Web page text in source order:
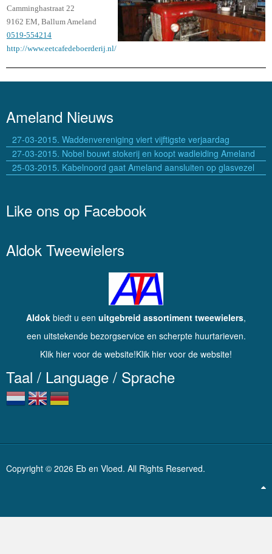
Camminghastraat 22
9162 EM, Ballum Ameland
0519-554214
http://www.eetcafedeboerderij.nl/
Ameland Nieuws
27-03-2015. Waddenvereniging viert vijftigste verjaardag
27-03-2015. Nobel bouwt stokerij en koopt wadleiding Ameland
25-03-2015. Kabelnoord gaat Ameland aansluiten op glasvezel
Like ons op Facebook
Aldok Tweewielers
Aldok biedt u een uitgebreid assortiment tweewielers,
een uitstekende bezorgservice en scherpte huurtarieven.
Klik hier voor de website!Klik hier voor de website!
Taal / Language / Sprache
Copyright © 2026 Eb en Vloed. All Rights Reserved.